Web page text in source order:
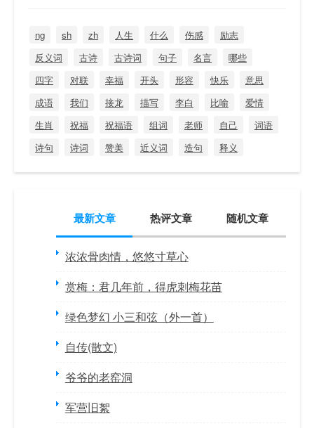
ng sh zh 人生 什么 伤感
励志
反义词
古诗 古诗词 句子 名言
哪些
四字
对联 幸福 开头 形容 快乐
意思
成语
我们 接龙 描写 李白 比喻
爱情
生肖
祝福 祝福语 组词 老师 自己
词语
诗句
诗词 赞美 近义词 造句 释义
最新文章 热评文章 随机文章
浓浓骨肉情，悠悠寸草心
赏梅：君几年前，得虎刺梅花苗
绿色梦幻 小三和弦（外一首）
自传(散文)
爷爷的老窑洞
军营旧絮